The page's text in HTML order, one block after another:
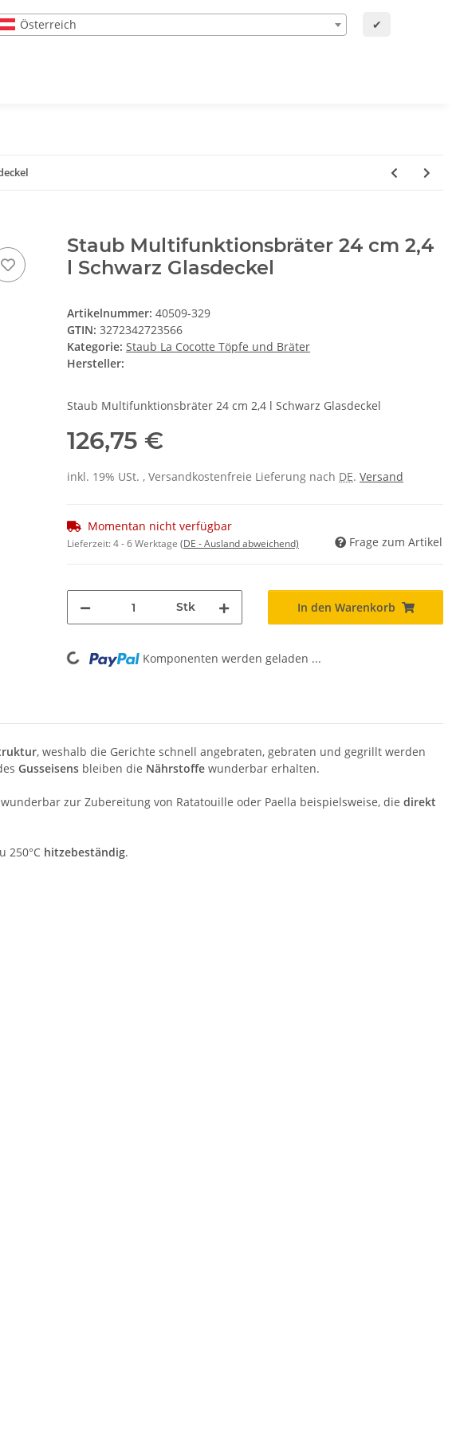
Österreich ✔
Staub Multifunktionsbräter 24 cm 2,4
l Schwarz Glasdeckel
Artikelnummer: 40509-329
GTIN: 3272342723566
Kategorie: Staub La Cocotte Töpfe und Bräter
Hersteller:
Staub Multifunktionsbräter 24 cm 2,4 l Schwarz Glasdeckel
126,75 €
inkl. 19% USt. , Versandkostenfreie Lieferung nach DE. Versand
Momentan nicht verfügbar
Lieferzeit:4 - 6 Werktage (DE - Ausland abweichend) Frage zum Artikel
Stk In den Warenkorb
Loading... Komponenten werden geladen ...
, weshalb die Gerichte schnell angebraten, gebraten und gegrillt werden
Gusseisens bleiben die Nährstoffe wunderbar erhalten.
zur Zubereitung von Ratatouille oder Paella beispielsweise, die direkt
250°C hitzebeständig.